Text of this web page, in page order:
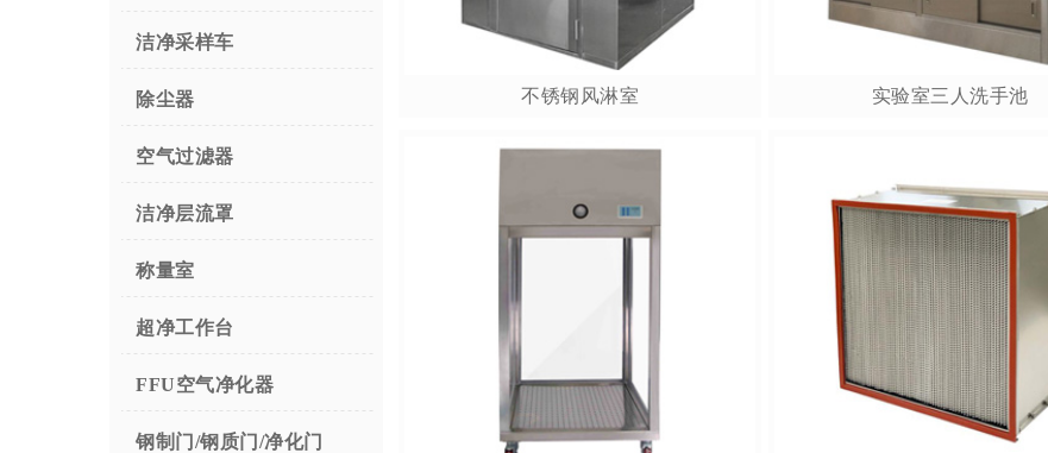
洁净采样车
除尘器
空气过滤器
洁净层流罩
称量室
超净工作台
FFU空气净化器
钢制门/钢质门/净化门
不锈钢风淋室 实验室三人洗手池